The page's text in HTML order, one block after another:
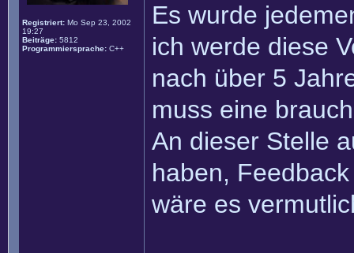
Registriert: Mo Sep 23, 2002
19:27
Beiträge: 5812
Programmiersprache: C++
Es wurde
ich werde diese
nach über 5
muss eine
An dieser Stelle
haben,
wäre es